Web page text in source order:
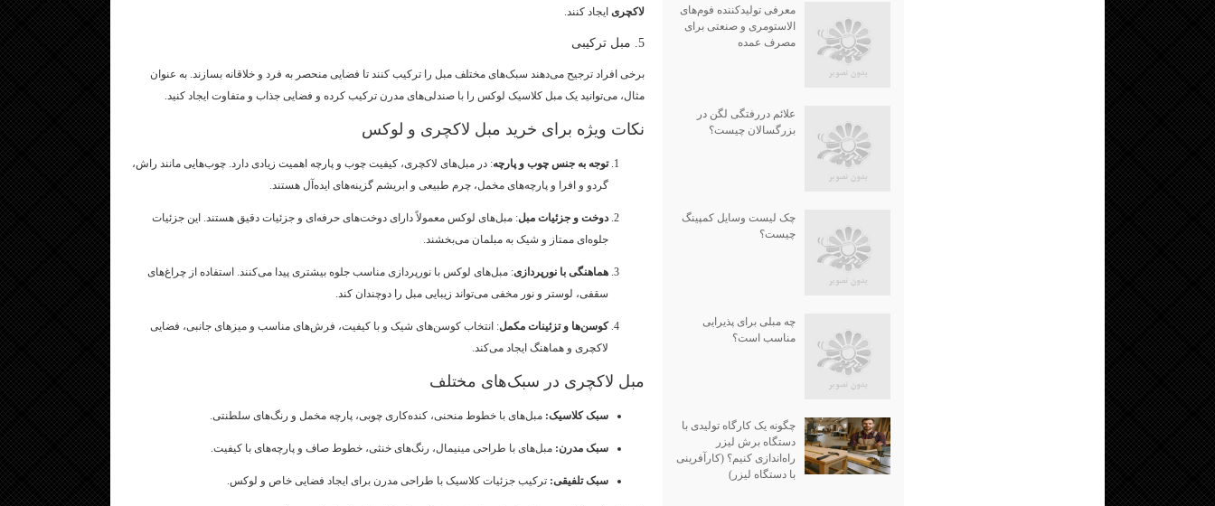
لاکچریایجاد کنند.
5. مبل ترکیبی
برخی افراد ترجیح می‌دهند سبک‌های مختلف مبل را ترکیب کنند تا فضایی منحصر به فرد و خلاقانه بسازند. به عنوان
مثال، می‌توانید یک مبل کلاسیک لوکس را با صندلی‌های مدرن ترکیب کرده و فضایی جذاب و متفاوت ایجاد کنید.
نکات ویژه برای خرید مبل لاکچری و لوکس
توجه به جنس چوب و پارچه: در مبل‌های لاکچری، کیفیت چوب و پارچه اهمیت زیادی دارد. چوب‌هایی مانند راش،
گردو و افرا و پارچه‌های مخمل، چرم طبیعی و ابریشم گزینه‌های ایده‌آل هستند.
دوخت و جزئیات مبل: مبل‌های لوکس معمولاً دارای دوخت‌های حرفه‌ای و جزئیات دقیق هستند. این جزئیات
جلوه‌ای ممتاز و شیک به مبلمان می‌بخشند.
هماهنگی با نورپردازی: مبل‌های لوکس با نورپردازی مناسب جلوه بیشتری پیدا می‌کنند. استفاده از چراغ‌های
سقفی، لوستر و نور مخفی می‌تواند زیبایی مبل را دوچندان کند.
کوسن‌ها و تزئینات مکمل: انتخاب کوسن‌های شیک و با کیفیت، فرش‌های مناسب و میزهای جانبی، فضایی
لاکچری و هماهنگ ایجاد می‌کند.
مبل لاکچری در سبک‌های مختلف
سبک کلاسیک: مبل‌های با خطوط منحنی، کنده‌کاری چوبی، پارچه مخمل و رنگ‌های سلطنتی.
سبک مدرن: مبل‌های با طراحی مینیمال، رنگ‌های خنثی، خطوط صاف و پارچه‌های با کیفیت.
سبک تلفیقی: ترکیب جزئیات کلاسیک با طراحی مدرن برای ایجاد فضایی خاص و لوکس.
معرفی تولیدکننده فوم‌های
الاستومری و صنعتی برای
مصرف عمده
علائم دررفتگی لگن در
بزرگسالان چیست؟
چک لیست وسایل کمپینگ
چیست؟
چه مبلی برای پذیرایی
مناسب است؟
چگونه یک کارگاه تولیدی با
دستگاه برش لیزر
راه‌اندازی کنیم؟ (کارآفرینی
با دستگاه لیزر)